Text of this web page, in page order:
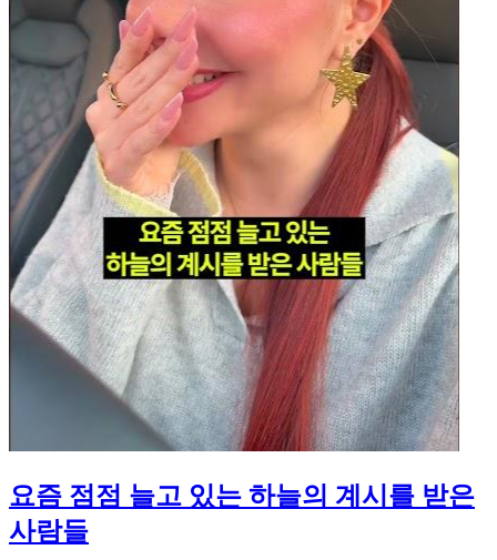
요즘 점점 늘고 있는 하늘의 계시를 받은
사람들